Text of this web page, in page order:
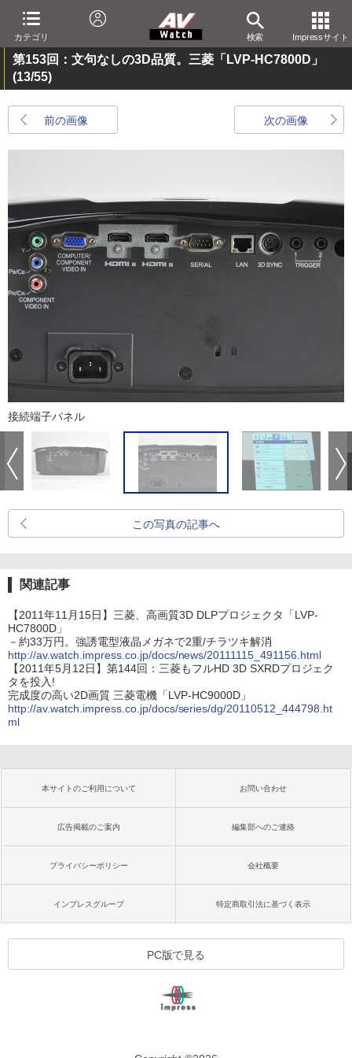
カテゴリ 検索 Impressサイト
第153回：文句なしの3D品質。三菱「LVP-HC7800D」
(13/55)
前の画像 次の画像
接続端子パネル
この写真の記事へ
関連記事
【2011年11月15日】三菱、高画質3D DLPプロジェクタ「LVP-
HC7800D」
－約33万円。強誘電型液晶メガネで2重/チラツキ解消
http://av.watch.impress.co.jp/docs/news/20111115_491156.html
【2011年5月12日】第144回：三菱もフルHD 3D SXRDプロジェク
タを投入!
完成度の高い2D画質 三菱電機「LVP-HC9000D」
http://av.watch.impress.co.jp/docs/series/dg/20110512_444798.ht
ml
本サイトのご利用について お問い合わせ
広告掲載のご案内 編集部へのご連絡
プライバシーポリシー 会社概要
インプレスグループ 特定商取引法に基づく表示
PC版で見る